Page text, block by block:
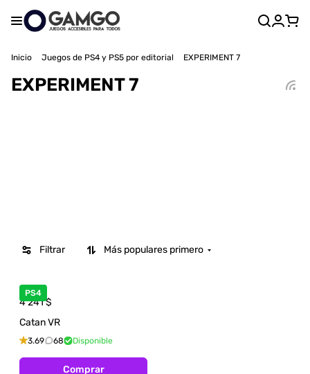
Inicio Juegos de PS4 y PS5 por editorial EXPERIMENT 7
EXPERIMENT 7
Filtrar Más populares primero
PS4
4 241$
Catan VR
3.69 68 Disponible
Comprar